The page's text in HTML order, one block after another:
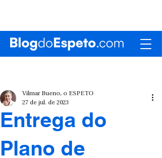
Entrega do
Plano de
Vilmar Bueno, o ESPETO
27 de jul. de 2023